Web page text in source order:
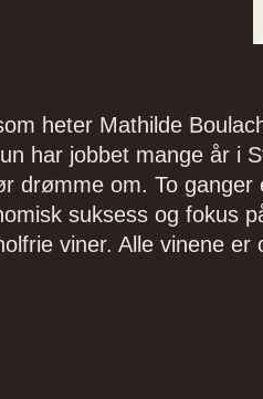
heter Mathilde
har jobbet mange år i
drømme om. To
suksess og fokus
viner. Alle vinene er